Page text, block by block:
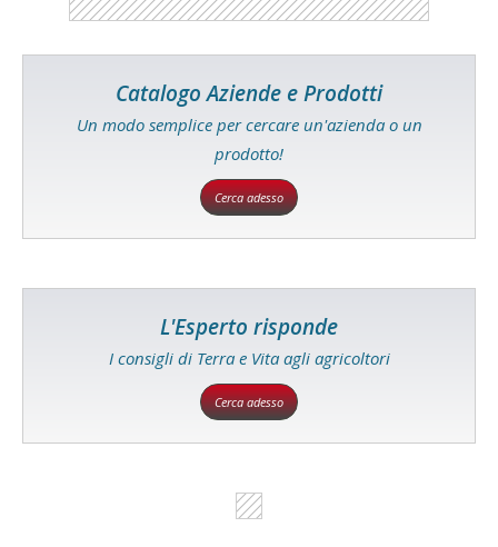
Catalogo Aziende e Prodotti
Un modo semplice per cercare un'azienda o un
prodotto!
Cerca adesso
L'Esperto risponde
I consigli di Terra e Vita agli agricoltori
Cerca adesso